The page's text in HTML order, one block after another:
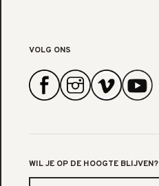
VOLG ONS
WIL JE OP DE HOOGTE BLIJVEN?